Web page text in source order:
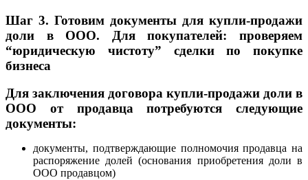
Шаг 3. Готовим документы для купли-продажи
доли в ООО. Для покупателей: проверяем
“юридическую чистоту” сделки по покупке
бизнеса
Для заключения договора купли-продажи доли в
ООО от продавца потребуются следующие
документы:
документы, подтверждающие полномочия продавца на
распоряжение долей (основания приобретения доли в
ООО продавцом)